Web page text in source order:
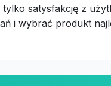
satysfakcję z
i wybrać produkt